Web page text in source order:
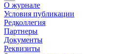
О журнале
Условия публикации
Редколлегия
Партнеры
Документы
Реквизиты